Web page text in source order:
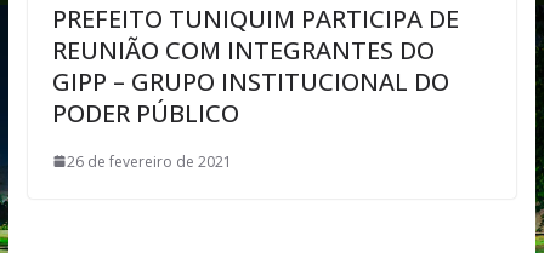
PREFEITO TUNIQUIM PARTICIPA DE
REUNIÃO COM INTEGRANTES DO
GIPP – GRUPO INSTITUCIONAL DO
PODER PÚBLICO
26 de fevereiro de 2021